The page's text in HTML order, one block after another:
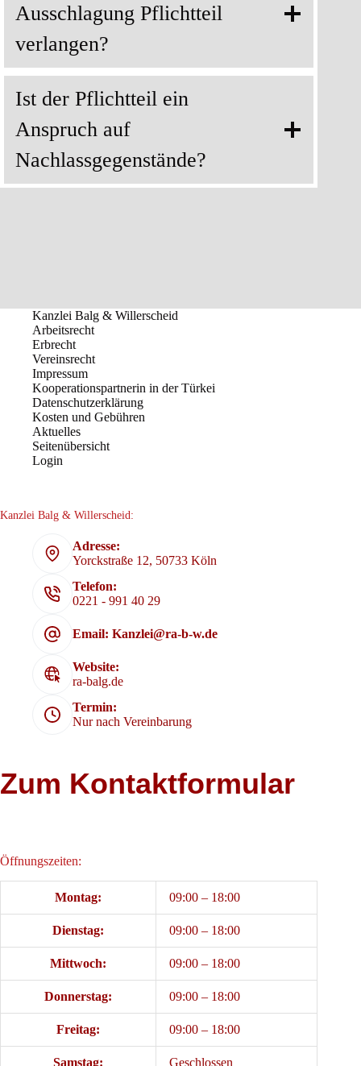
Ausschlagung Pflichtteil
verlangen?
Ist der Pflichtteil ein
Anspruch auf
Nachlassgegenstände?
Kanzlei Balg & Willerscheid
Arbeitsrecht
Erbrecht
Vereinsrecht
Impressum
Kooperationspartnerin in der Türkei
Datenschutzerklärung
Kosten und Gebühren
Aktuelles
Seitenübersicht
Login
Kanzlei Balg & Willerscheid:
Adresse:
Yorckstraße 12, 50733 Köln
Telefon:
0221 - 991 40 29
Email: Kanzlei@ra-b-w.de
Website:
ra-balg.de
Termin:
Nur nach Vereinbarung
Zum Kontaktformular
Öffnungszeiten:
Montag: 09:00 – 18:00
Dienstag: 09:00 – 18:00
Mittwoch: 09:00 – 18:00
Donnerstag: 09:00 – 18:00
Freitag: 09:00 – 18:00
Samstag: Geschlossen